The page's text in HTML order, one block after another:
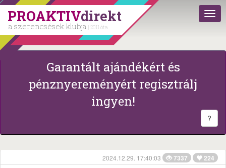
PROAKTIVdirekt
a szerencsések klubja | 2011 óta
Garantált ajándékért és
pénznyereményért regisztrálj
ingyen!
?
2024.12.29. 17:40:03 7337 224